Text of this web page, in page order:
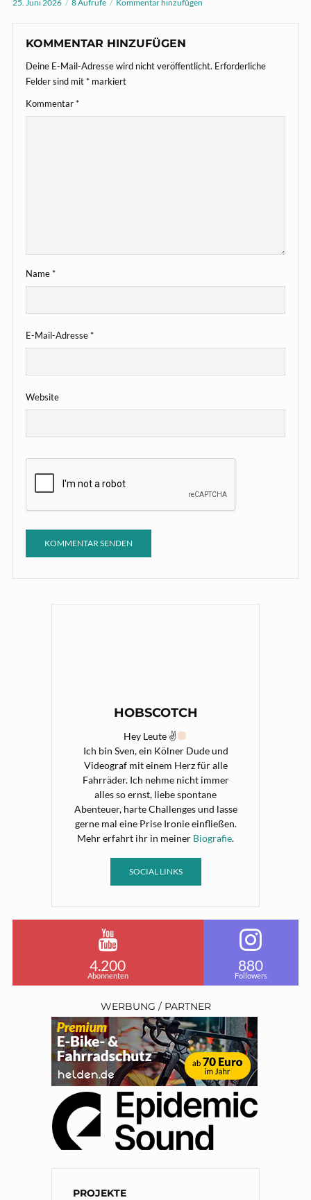
25. Juni 2026 8 Aufrufe Kommentar hinzufügen
KOMMENTAR HINZUFÜGEN
Deine E-Mail-Adresse wird nicht veröffentlicht. Erforderliche
Felder sind mit* markiert
Kommentar*
Name*
E-Mail-Adresse*
Website
HOBSCOTCH
Hey Leute ✌
Ich bin Sven, ein Kölner Dude und
Videograf mit einem Herz für alle
Fahrräder. Ich nehme nicht immer
alles so ernst, liebe spontane
Abenteuer, harte Challenges und lasse
gerne mal eine Prise Ironie einfließen.
Mehr erfahrt ihr in meiner Biografie.
SOCIAL LINKS
4.200
Abonnenten
880
Followers
WERBUNG / PARTNER
PROJEKTE